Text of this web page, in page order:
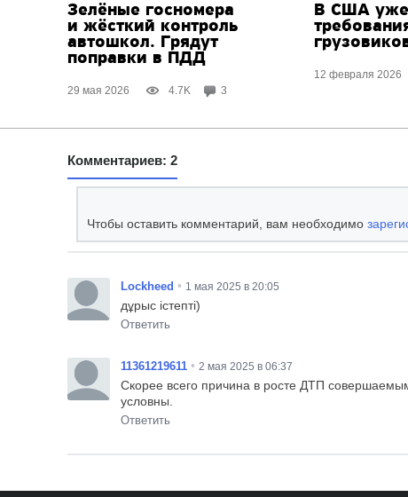
Зелёные госномера
и жёсткий контроль
автошкол. Грядут
поправки в ПДД
29 мая 2026 4.7K 3
В США
12 февраля 2026
Комментариев: 2
Чтобы оставить комментарий, вам необходимо
Lockheed • 1 мая 2025 в 20:05
дұрыс істепті)
Ответить
11361219611 • 2 мая 2025 в 06:37
Скорее всего причина в росте ДТП
условны.
Ответить